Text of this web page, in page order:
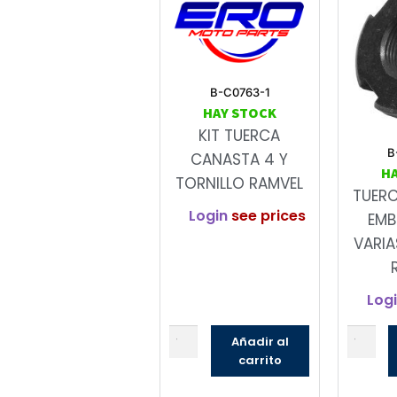
B-C0763-1
HAY STOCK
KIT TUERCA
CANASTA 4 Y
TORNILLO RAMVEL
Login see prices
Añadir al
carrito